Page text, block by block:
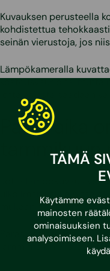
TÄMÄ
Käytämme
mainosten
ominaisuuksien
analysoimiseen.
Kuvauksen perusteella
kohdistettua
seinän vierustoja, jos
Lämpökameralla
kosteusvaurioita, mutta
Paras aika
Jotta lämpökuvaus
ulkoilman välillä pitää
mukaan on parempi,
Paras hetki tehdä
lämmintä on viisi